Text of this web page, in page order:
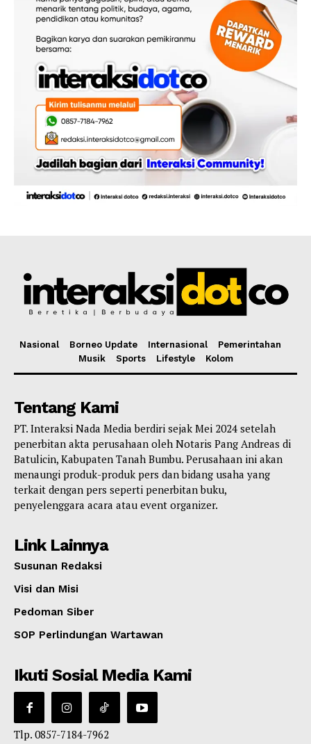
Nasional Borneo Update Internasional
Pemerintahan
Musik
Sports Lifestyle Kolom
Tentang Kami
PT. Interaksi Nada Media berdiri sejak Mei 2024 setelah
penerbitan akta perusahaan oleh Notaris Pang Andreas di
Batulicin, Kabupaten Tanah Bumbu. Perusahaan ini akan
menaungi produk-produk pers dan bidang usaha yang
terkait dengan pers seperti penerbitan buku,
penyelenggara acara atau event organizer.
Link Lainnya
Susunan Redaksi
Visi dan Misi
Pedoman Siber
SOP Perlindungan Wartawan
Ikuti Sosial Media Kami
Tlp. 0857-7184-7962